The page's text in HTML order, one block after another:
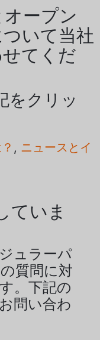
ープン
いて当社
てくだ
をクリッ
, ニュースとイ
ていま
ュラーパ
質問に対
。下記の
問い合わ